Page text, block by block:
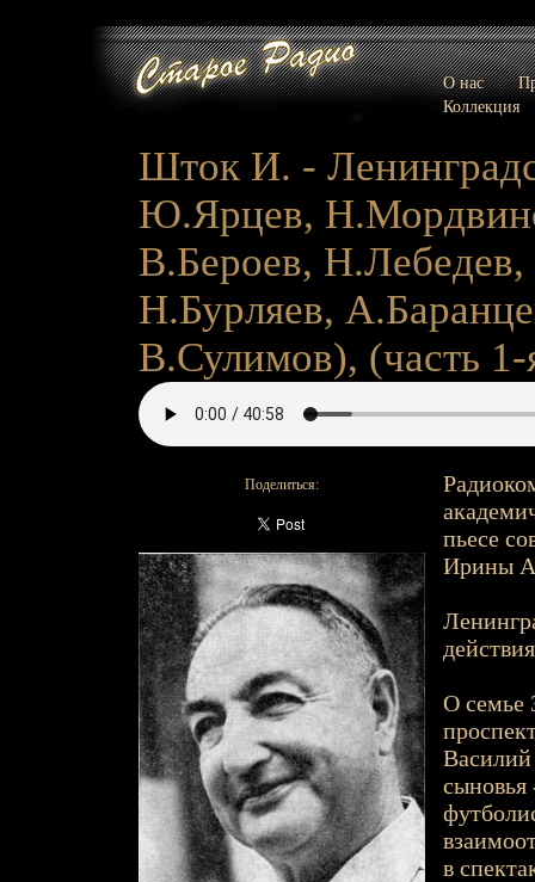
О нас
Коллекция
Шток И. -
Ю.Ярцев,
В.Бероев,
Н.Бурляев,
В.Сулимов), (часть
Поделиться:
пьесе
Ирины
О семье
Василий
в